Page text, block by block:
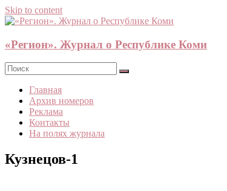
Skip to content
«Регион». Журнал о Республике Коми
Главная
Архив номеров
Реклама
Контакты
На полях журнала
Кузнецов-1